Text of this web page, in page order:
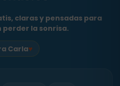
claras y pensadas para
perder la sonrisa.
Carla♥